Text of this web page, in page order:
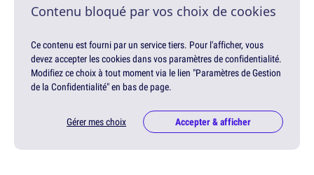
Contenu bloqué par vos choix de cookies
Ce contenu est fourni par un service tiers. Pour l'afficher, vous
devez accepter les cookies dans vos paramètres de confidentialité.
Modifiez ce choix à tout moment via le lien "Paramètres de Gestion
de la Confidentialité" en bas de page.
Gérer mes choix Accepter & afficher